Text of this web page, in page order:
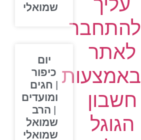
להתחבר
לאתר
באמצעות
חשבון
הגוגל
שמואלי
יום
כיפור
| חגים
ומועדים
| הרב
שמואל
שמואלי